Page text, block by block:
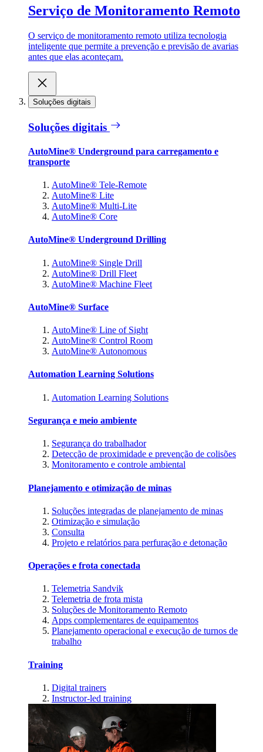
Serviço de Monitoramento Remoto
O serviço de monitoramento remoto utiliza tecnologia
inteligente que permite a prevenção e previsão de avarias
antes que elas aconteçam.
Soluções digitais
Soluções digitais
AutoMine® Underground para carregamento e
transporte
AutoMine® Tele-Remote
AutoMine® Lite
AutoMine® Multi-Lite
AutoMine® Core
AutoMine® Underground Drilling
AutoMine® Single Drill
AutoMine® Drill Fleet
AutoMine® Machine Fleet
AutoMine® Surface
AutoMine® Line of Sight
AutoMine® Control Room
AutoMine® Autonomous
Automation Learning Solutions
Automation Learning Solutions
Segurança e meio ambiente
Segurança do trabalhador
Detecção de proximidade e prevenção de colisões
Monitoramento e controle ambiental
Planejamento e otimização de minas
Soluções integradas de planejamento de minas
Otimização e simulação
Consulta
Projeto e relatórios para perfuração e detonação
Operações e frota conectada
Telemetria Sandvik
Telemetria de frota mista
Soluções de Monitoramento Remoto
Apps complementares de equipamentos
Planejamento operacional e execução de turnos de
trabalho
Training
Digital trainers
Instructor-led training